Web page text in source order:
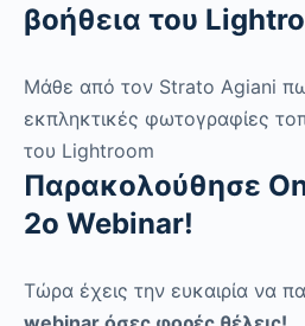
βοήθεια του
Μάθε από τον Strato Agiani
εκπληκτικές φωτογραφίες
του Lightroom
Παρακολούθησε
2ο Webinar!
Τώρα έχεις την ευκαιρία να